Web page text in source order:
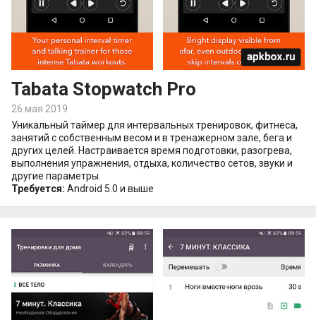
Tabata Stopwatch Pro
26 мая 2019
Уникальный таймер для интервальных тренировок, фитнеса,
занятий с собственным весом и в тренажерном зале, бега и
других целей. Настраивается время подготовки, разогрева,
выполнения упражнения, отдыха, количество сетов, звуки и
другие параметры.
Требуется: Android 5.0 и выше